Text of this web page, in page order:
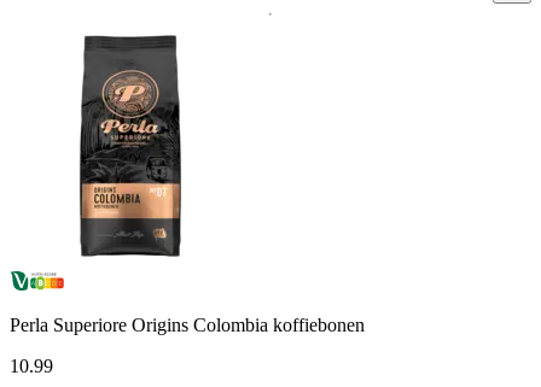
Perla Superiore Origins Colombia koffiebonen
10.99